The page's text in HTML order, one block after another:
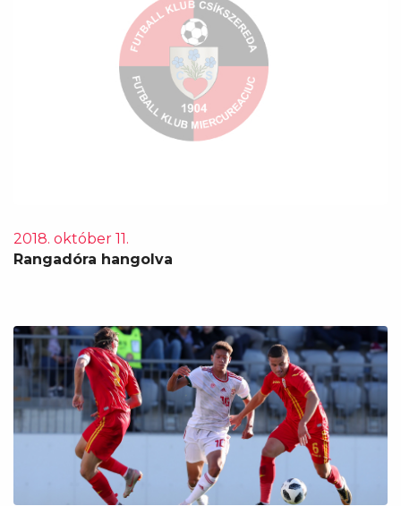
2018. október 11.
Rangadóra hangolva